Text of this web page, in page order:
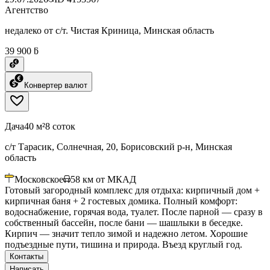
Агентство
недалеко от с/т. Чистая Криница, Минская область
39 900 ƃ
Конвертер валют
Дача40 м²8 соток
с/т Тарасик, Солнечная, 20, Борисовский р-н, Минская
область
Московское 58 км от МКАД
Готовый загородный комплекс для отдыха: кирпичный дом +
кирпичная баня + 2 гостевых домика. Полный комфорт:
водоснабжение, горячая вода, туалет. После парной — сразу в
собственный бассейн, после бани — шашлыки в беседке.
Кирпич — значит тепло зимой и надежно летом. Хорошие
подъездные пути, тишина и природа. Въезд круглый год.
Контакты